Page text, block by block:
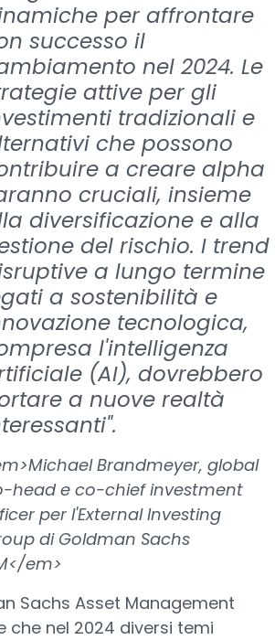
per affrontare
successo il
nel 2024. Le
attive per gli
tradizionali e
che possono
a creare alpha
cruciali, insieme
diversificazione e alla
del rischio. I trend
a lungo termine
a sostenibilità e
tecnologica,
l'intelligenza
(AI), dovrebbero
a nuove realtà
Brandmeyer, global
head e co-chief investment
per l'External Investing
di Goldman Sachs
em>
Sachs Asset Management
che nel 2024 diversi temi